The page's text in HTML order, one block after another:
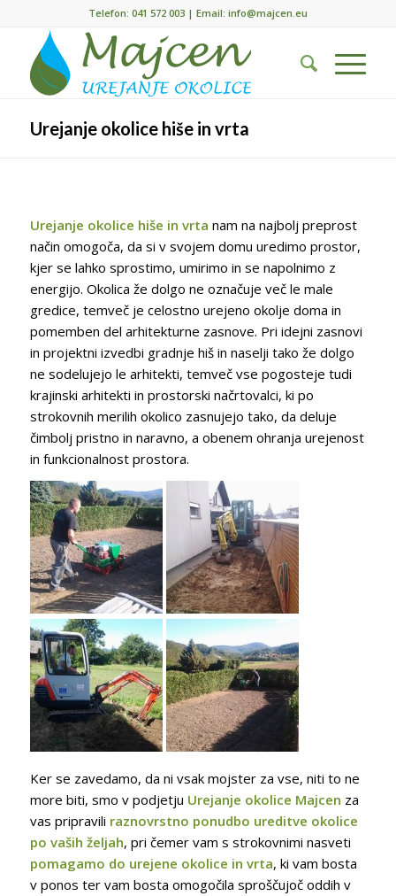
Telefon: 041 572 003| Email: info@majcen.eu
Urejanje okolice hiše in vrta
Urejanje okolice hiše in vrta nam na najbolj preprost
način omogoča, da si v svojem domu uredimo prostor,
kjer se lahko sprostimo, umirimo in se napolnimo z
energijo. Okolica že dolgo ne označuje več le male
gredice, temveč je celostno urejeno okolje doma in
pomemben del arhitekturne zasnove. Pri idejni zasnovi
in projektni izvedbi gradnje hiš in naselji tako že dolgo
ne sodelujejo le arhitekti, temveč vse pogosteje tudi
krajinski arhitekti in prostorski načrtovalci, ki po
strokovnih merilih okolico zasnujejo tako, da deluje
čimbolj pristno in naravno, a obenem ohranja urejenost
in funkcionalnost prostora.
Ker se zavedamo, da ni vsak mojster za vse, niti to ne
more biti, smo v podjetju Urejanje okolice Majcen za
vas pripravili raznovrstno ponudbo ureditve okolice
po vaših željah, pri čemer vam s strokovnimi nasveti
pomagamo do urejene okolice in vrta, ki vam bosta
v ponos ter vam bosta omogočila sproščujoč oddih v